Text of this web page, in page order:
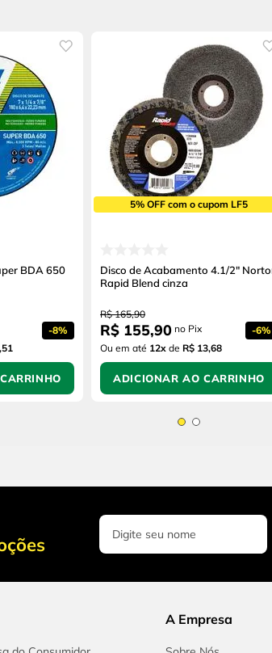
BDA 650
-8%
5% OFF com o cupom LF5
Disco de Acabamento 4.1/2"
Rapid Blend cinza
R$ 165,90
R$ 155,90 no Pix -6%
Ou em até 12x de R$ 13,68
ADICIONAR AO CARRINHO
A Empresa